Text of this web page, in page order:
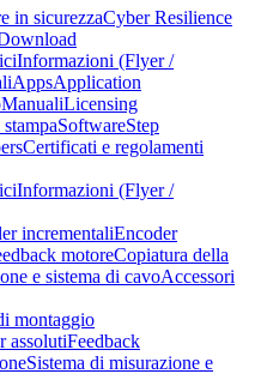
in sicurezzaCyber Resilience
Informazioni (Flyer /
AppsApplication
ManualiLicensing
SoftwareStep
Certificati e regolamenti
Informazioni (Flyer /
incrementaliEncoder
motoreCopiatura della
e sistema di cavoAccessori
montaggio
assolutiFeedback
Sistema di misurazione e